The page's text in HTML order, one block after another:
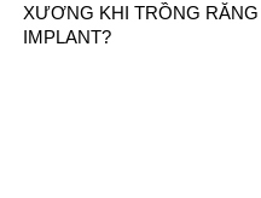
XƯƠNG KHI TRỒNG RĂNG
IMPLANT?